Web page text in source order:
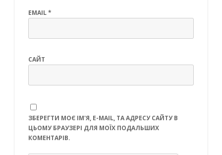
EMAIL*
САЙТ
ЗБЕРЕГТИ МОЄ ІМ'Я, E-MAIL, ТА АДРЕСУ САЙТУ В
ЦЬОМУ БРАУЗЕРІ ДЛЯ МОЇХ ПОДАЛЬШИХ
КОМЕНТАРІВ.